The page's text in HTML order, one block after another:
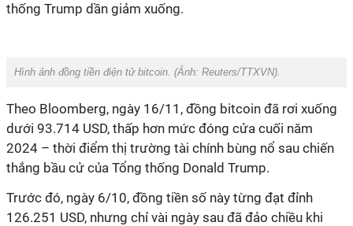
thống Trump dần giảm xuống.
Hình ảnh đồng tiền điện tử bitcoin. (Ảnh: Reuters/TTXVN).
Theo Bloomberg, ngày 16/11, đồng bitcoin đã rơi xuống
dưới 93.714 USD, thấp hơn mức đóng cửa cuối năm
2024 – thời điểm thị trường tài chính bùng nổ sau chiến
thắng bầu cử của Tổng thống Donald Trump.
Trước đó, ngày 6/10, đồng tiền số này từng đạt đỉnh
126.251 USD, nhưng chỉ vài ngày sau đã đảo chiều khi